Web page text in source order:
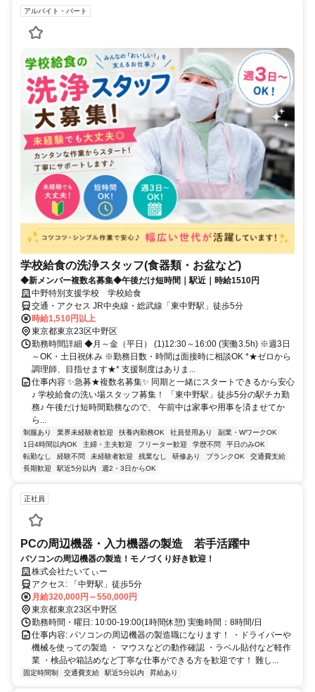
アルバイト・パート
学校給食の洗浄スタッフ(食器類・お盆など)
◆新メンバー複数名募集◆午後だけ短時間｜駅近｜時給1510円
中野特別支援学校 学校給食
交通・アクセス JR中央線・総武線「東中野駅」徒歩5分
時給1,510円以上
東京都東京23区中野区
勤務時間詳細 ◆月～金（平日） (1)12:30～16:00 (実働3.5h) ※週3日
～OK・土日祝休み ※勤務日数・時間は面接時に相談OK *★ゼロから
調理師、目指せます★* 支援制度はありま...
仕事内容 ✨急募★複数名募集✨ 同期と一緒にスタートできるから安心
♪ 学校給食の洗い場スタッフ募集！ 「東中野駅」徒歩5分の駅チカ勤
務♪ 午後だけ短時間勤務なので、 午前中は家事や用事を済ませてか
ら...
制服あり 業界未経験者歓迎 扶養内勤務OK 社員登用あり
副業・WワークOK
1日4時間以内OK
主婦・主夫歓迎 フリーター歓迎 学歴不問
平日のみOK
転勤なし
経験不問 未経験者歓迎 残業なし 研修あり ブランクOK
交通費支給
長期歓迎
駅近5分以内 週2・3日からOK
正社員
PCの周辺機器・入力機器の製造 若手活躍中
パソコンの周辺機器の製造！モノづくり好き歓迎！
株式会社たいてぃー
アクセス: 「中野駅」徒歩5分
月給320,000円～550,000円
東京都東京23区中野区
勤務時間・曜日: 10:00-19:00(1時間休憩) 実働時間：8時間/日
仕事内容: パソコンの周辺機器の製造職になります！ ・ドライバーや
機械を使っての製造 ・ マウスなどの動作確認 ・ラベル貼付など軽作
業 ・検品や箱詰めなど丁寧な仕事ができる方を歓迎です！ 難し...
固定時間制 交通費支給 駅近5分以内 昇給あり